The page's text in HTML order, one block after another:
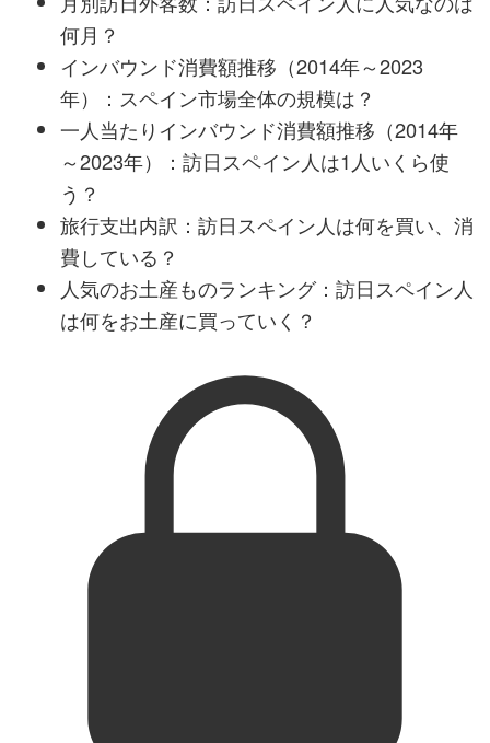
何月？
インバウンド消費額推移（2014年～2023
年）：スペイン市場全体の規模は？
一人当たりインバウンド消費額推移（2014年
～2023年）：訪日スペイン人は1人いくら使
う？
旅行支出内訳：訪日スペイン人は何を買い、消
費している？
人気のお土産ものランキング：訪日スペイン人
は何をお土産に買っていく？